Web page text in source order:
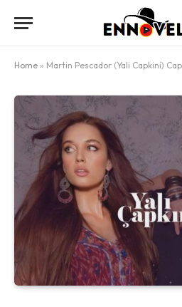
Home » Martin Pescador (Yali Capkini)